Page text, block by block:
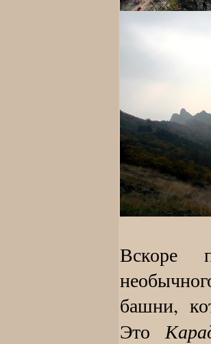
Вскоре
башни,
Это